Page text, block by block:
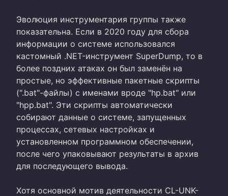
Эволюция инструментария группы также
показательна. Если в 2020 году для сбора
информации о системе использовался
кастомный .NET-инструмент SuperDump, то в
более поздних атаках он был заменён на
простые, но эффективные пакетные скрипты
(".bat"-файлы) с именами вроде "hp.bat" или
"hpp.bat". Эти скрипты автоматически
собирают данные о системе, запущенных
процессах, сетевых настройках и
установленном программном обеспечении,
после чего упаковывают результаты в архив
для последующего вывода.
Хотя основной мотив деятельности CL-UNK-